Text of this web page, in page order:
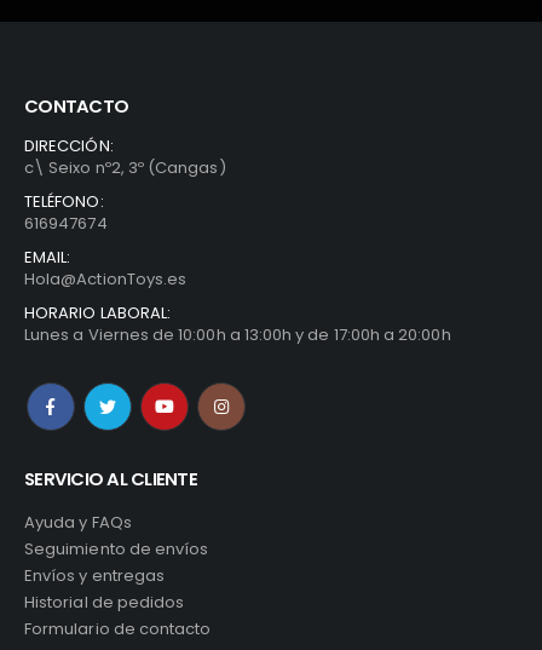
CONTACTO
DIRECCIÓN:
c\ Seixo nº2, 3º (Cangas)
TELÉFONO:
616947674
EMAIL:
Hola@ActionToys.es
HORARIO LABORAL:
Lunes a Viernes de 10:00h a 13:00h y de 17:00h a 20:00h
SERVICIO AL CLIENTE
Ayuda y FAQs
Seguimiento de envíos
Envíos y entregas
Historial de pedidos
Formulario de contacto